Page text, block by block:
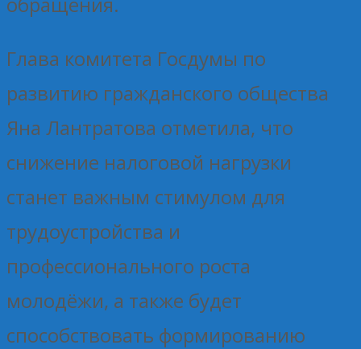
Глава комитета Госдумы по
развитию гражданского общества
Яна Лантратова отметила, что
снижение налоговой нагрузки
станет важным стимулом для
трудоустройства и
профессионального роста
молодёжи, а также будет
способствовать формированию